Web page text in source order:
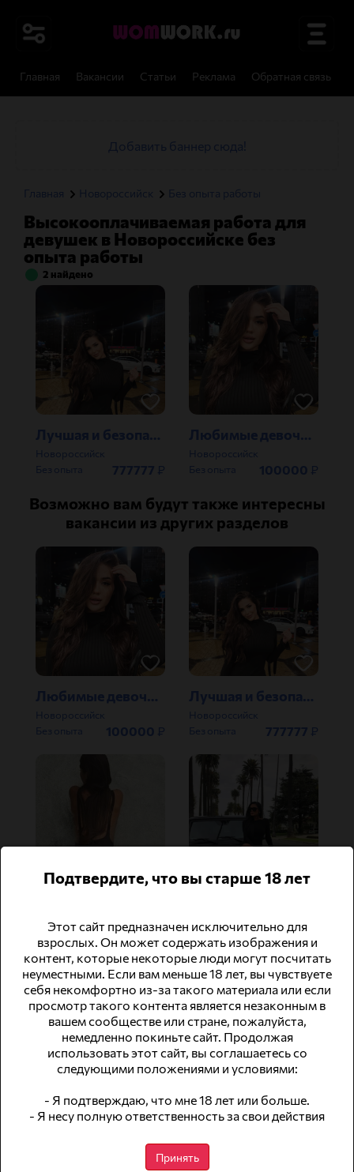
Главная Вакансии Статьи Реклама Обратная связь
Добавить баннер сюда!
Главная Новороссийск Без опыта работы
Высокооплачиваемая работа для
девушек в Новороссийске без
опыта работы
2 найдено
777777 ₽
Лучшая и безопасная работа для девушки
Новороссийск
Без опыта
100000 ₽
Любимые девочки , работа мечты !!!
Новороссийск
Без опыта
Возможно вам будут также интересны
вакансии из других разделов
100000 ₽
Любимые девочки , работа мечты !!!
Новороссийск
Без опыта
777777 ₽
Лучшая и безопасная работа для девушки
Новороссийск
Без опыта
500000₽
Новороссийск
Эскорт
600000₽
Новороссийск
Досуг
500000₽
Высокооплачиваемая работа для девушек 💆‍♀️ ВАКАНСИЯ | МАССАЖИСТКА (БЕЗ ИНТИМА) | ЧЁРНОЕ МОРЕ · НОВОРОССИЙСК
Без интима
Подтвердите, что вы старше 18 лет
Этот сайт предназначен исключительно для
взрослых. Он может содержать изображения и
контент, которые некоторые люди могут посчитать
неуместными. Если вам меньше 18 лет, вы чувствуете
себя некомфортно из-за такого материала или если
просмотр такого контента является незаконным в
вашем сообществе или стране, пожалуйста,
немедленно покиньте сайт. Продолжая
использовать этот сайт, вы соглашаетесь со
следующими положениями и условиями:
- Я подтверждаю, что мне 18 лет или больше.
- Я несу полную ответственность за свои действия
Принять